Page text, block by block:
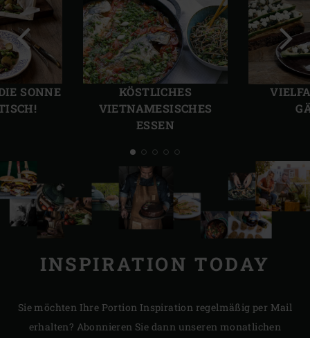
SONNE
KÖSTLICHES
VIETNAMESISCHES
ESSEN
Vorherige
Folie
Folie
INSPIRATION TODAY
Sie möchten Ihre Portion Inspiration regelmäßig per Mail
erhalten? Abonnieren Sie dann unseren monatlichen